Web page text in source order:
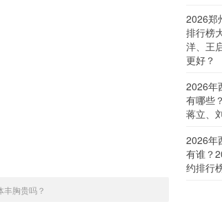
丰胸贵吗？
2026郑
排行榜
洋、王
更好？
2026年
有哪些
蒋立、
2026年
有谁？
约排行